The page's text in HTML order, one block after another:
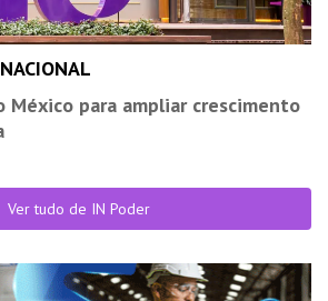
México para ampliar crescimento
Ver tudo de IN Poder